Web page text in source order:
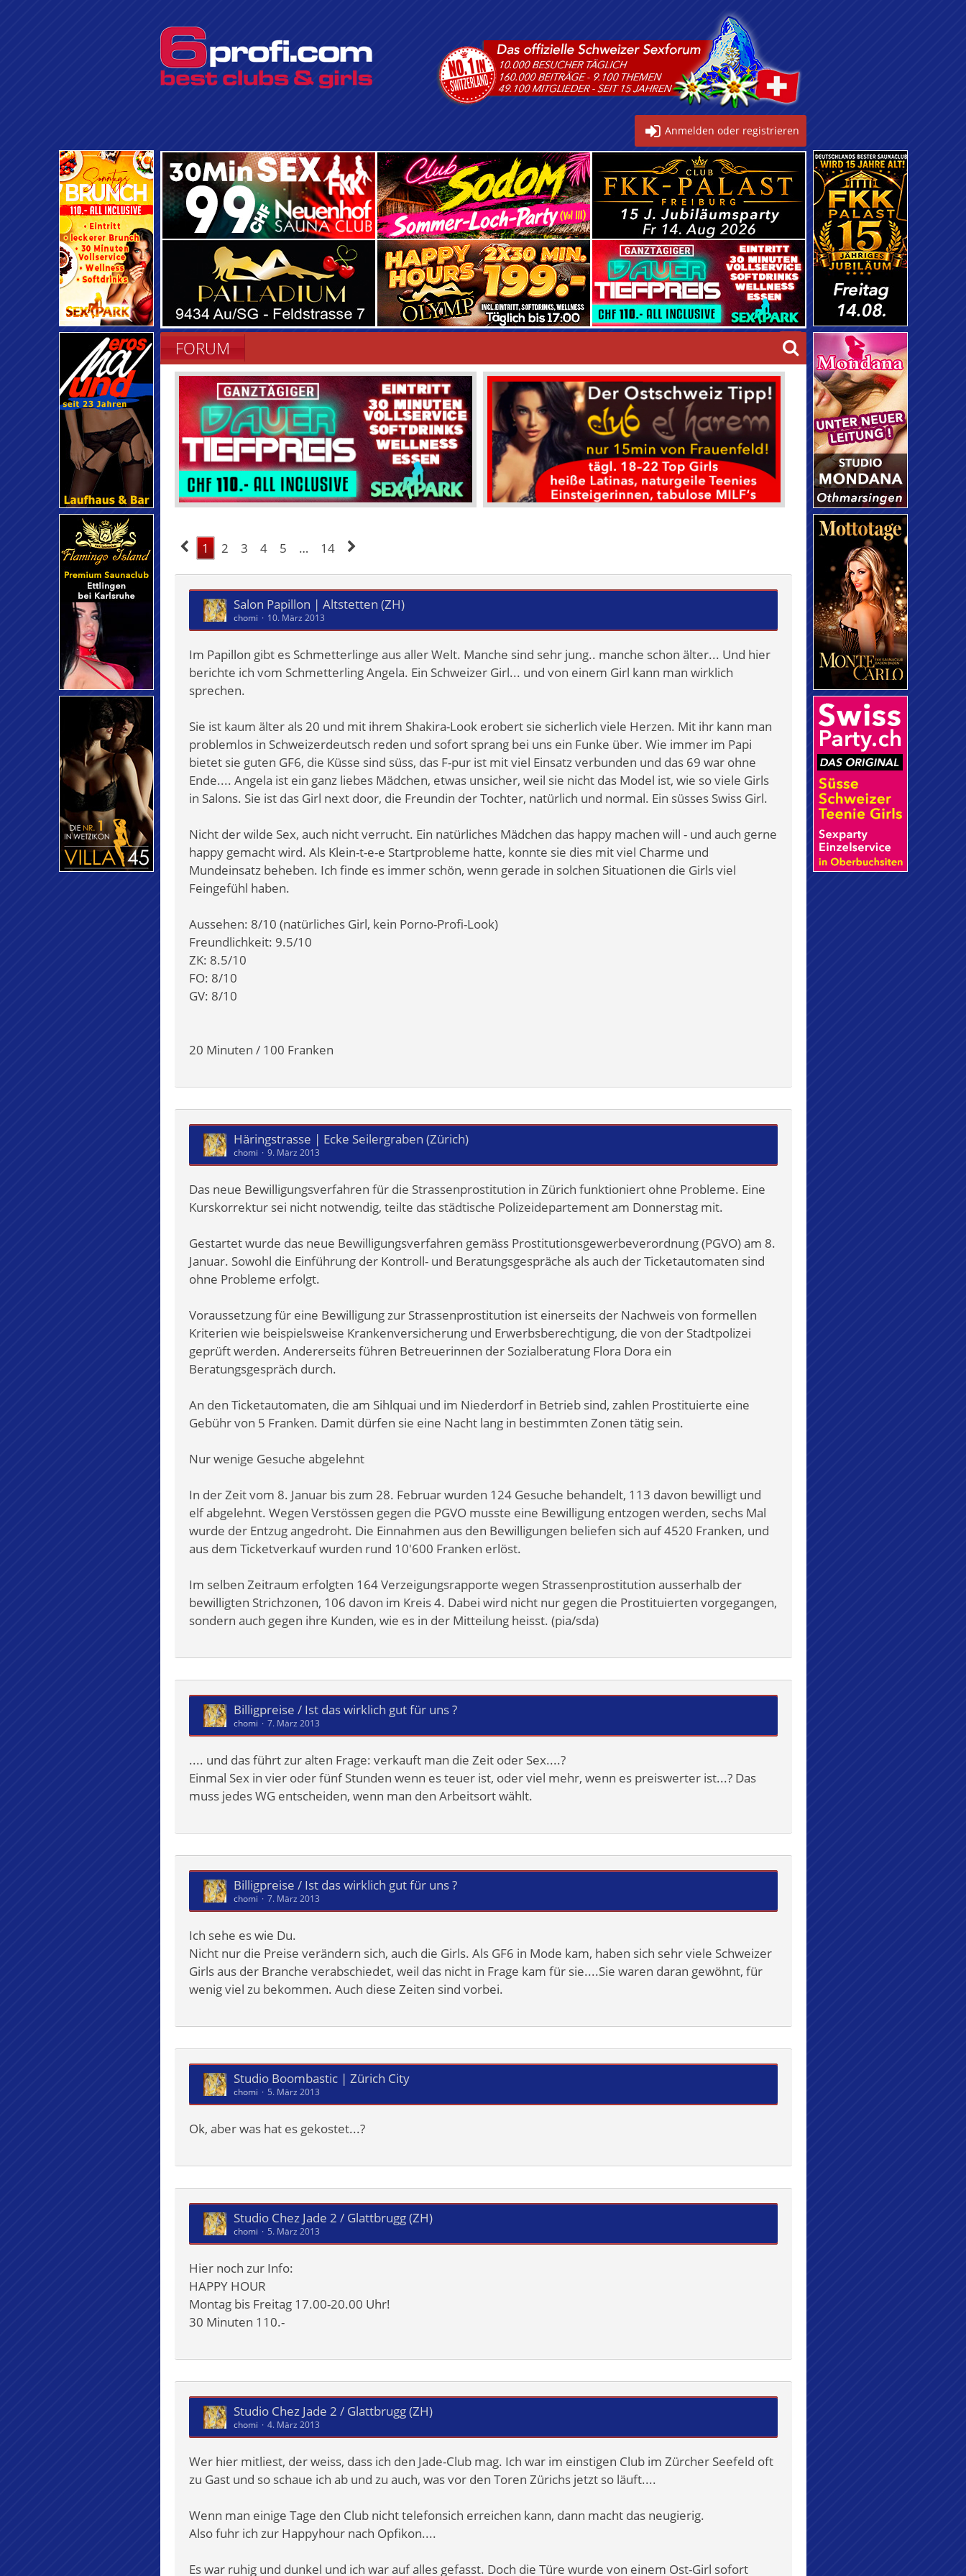
Anmelden oder registrieren
FORUM
1 2 3 4 5 … 14
Salon Papillon | Altstetten (ZH)
chomi 10. März 2013
Im Papillon gibt es Schmetterlinge aus aller Welt. Manche sind sehr jung.. manche schon älter... Und hier
berichte ich vom Schmetterling Angela. Ein Schweizer Girl... und von einem Girl kann man wirklich
sprechen.
Sie ist kaum älter als 20 und mit ihrem Shakira-Look erobert sie sicherlich viele Herzen. Mit ihr kann man
problemlos in Schweizerdeutsch reden und sofort sprang bei uns ein Funke über. Wie immer im Papi
bietet sie guten GF6, die Küsse sind süss, das F-pur ist mit viel Einsatz verbunden und das 69 war ohne
Ende.... Angela ist ein ganz liebes Mädchen, etwas unsicher, weil sie nicht das Model ist, wie so viele Girls
in Salons. Sie ist das Girl next door, die Freundin der Tochter, natürlich und normal. Ein süsses Swiss Girl.
Nicht der wilde Sex, auch nicht verrucht. Ein natürliches Mädchen das happy machen will - und auch gerne
happy gemacht wird. Als Klein-t-e-e Startprobleme hatte, konnte sie dies mit viel Charme und
Mundeinsatz beheben. Ich finde es immer schön, wenn gerade in solchen Situationen die Girls viel
Feingefühl haben.
Aussehen: 8/10 (natürliches Girl, kein Porno-Profi-Look)
Freundlichkeit: 9.5/10
ZK: 8.5/10
FO: 8/10
GV: 8/10
20 Minuten / 100 Franken
Häringstrasse | Ecke Seilergraben (Zürich)
chomi 9. März 2013
Das neue Bewilligungsverfahren für die Strassenprostitution in Zürich funktioniert ohne Probleme. Eine
Kurskorrektur sei nicht notwendig, teilte das städtische Polizeidepartement am Donnerstag mit.
Gestartet wurde das neue Bewilligungsverfahren gemäss Prostitutionsgewerbeverordnung (PGVO) am 8.
Januar. Sowohl die Einführung der Kontroll- und Beratungsgespräche als auch der Ticketautomaten sind
ohne Probleme erfolgt.
Voraussetzung für eine Bewilligung zur Strassenprostitution ist einerseits der Nachweis von formellen
Kriterien wie beispielsweise Krankenversicherung und Erwerbsberechtigung, die von der Stadtpolizei
geprüft werden. Andererseits führen Betreuerinnen der Sozialberatung Flora Dora ein
Beratungsgespräch durch.
An den Ticketautomaten, die am Sihlquai und im Niederdorf in Betrieb sind, zahlen Prostituierte eine
Gebühr von 5 Franken. Damit dürfen sie eine Nacht lang in bestimmten Zonen tätig sein.
Nur wenige Gesuche abgelehnt
In der Zeit vom 8. Januar bis zum 28. Februar wurden 124 Gesuche behandelt, 113 davon bewilligt und
elf abgelehnt. Wegen Verstössen gegen die PGVO musste eine Bewilligung entzogen werden, sechs Mal
wurde der Entzug angedroht. Die Einnahmen aus den Bewilligungen beliefen sich auf 4520 Franken, und
aus dem Ticketverkauf wurden rund 10'600 Franken erlöst.
Im selben Zeitraum erfolgten 164 Verzeigungsrapporte wegen Strassenprostitution ausserhalb der
bewilligten Strichzonen, 106 davon im Kreis 4. Dabei wird nicht nur gegen die Prostituierten vorgegangen,
sondern auch gegen ihre Kunden, wie es in der Mitteilung heisst. (pia/sda)
Billigpreise / Ist das wirklich gut für uns ?
chomi 7. März 2013
.... und das führt zur alten Frage: verkauft man die Zeit oder Sex....?
Einmal Sex in vier oder fünf Stunden wenn es teuer ist, oder viel mehr, wenn es preiswerter ist...? Das
muss jedes WG entscheiden, wenn man den Arbeitsort wählt.
Billigpreise / Ist das wirklich gut für uns ?
chomi 7. März 2013
Ich sehe es wie Du.
Nicht nur die Preise verändern sich, auch die Girls. Als GF6 in Mode kam, haben sich sehr viele Schweizer
Girls aus der Branche verabschiedet, weil das nicht in Frage kam für sie....Sie waren daran gewöhnt, für
wenig viel zu bekommen. Auch diese Zeiten sind vorbei.
Studio Boombastic | Zürich City
chomi 5. März 2013
Ok, aber was hat es gekostet...?
Studio Chez Jade 2 / Glattbrugg (ZH)
chomi 5. März 2013
Hier noch zur Info:
HAPPY HOUR
Montag bis Freitag 17.00-20.00 Uhr!
30 Minuten 110.-
Studio Chez Jade 2 / Glattbrugg (ZH)
chomi 4. März 2013
Wer hier mitliest, der weiss, dass ich den Jade-Club mag. Ich war im einstigen Club im Zürcher Seefeld oft
zu Gast und so schaue ich ab und zu auch, was vor den Toren Zürichs jetzt so läuft....
Wenn man einige Tage den Club nicht telefonsich erreichen kann, dann macht das neugierig.
Also fuhr ich zur Happyhour nach Opfikon....
Es war ruhig und dunkel und ich war auf alles gefasst. Doch die Türe wurde von einem Ost-Girl sofort